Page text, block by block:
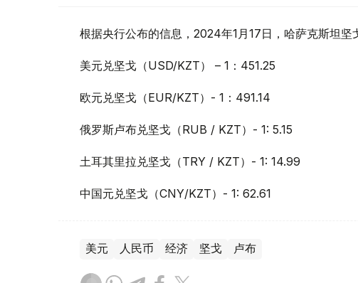
根据央行公布的信息，2024年1月17日，哈萨克斯坦坚
美元兑坚戈（USD/KZT） – 1：451.25
欧元兑坚戈（EUR/KZT）- 1：491.14
俄罗斯卢布兑坚戈（RUB / KZT）- 1: 5.15
土耳其里拉兑坚戈（TRY / KZT）- 1: 14.99
中国元兑坚戈（CNY/KZT）- 1: 62.61
美元 人民币 经济 坚戈 卢布